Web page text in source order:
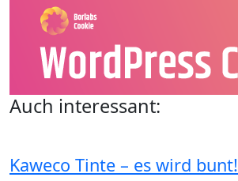
Auch interessant:
Kaweco Tinte – es wird bunt!